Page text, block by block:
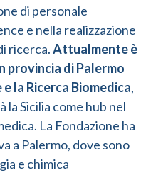
di personale
e nella realizzazione
ricerca.Attualmente è
provincia di Palermo
la Ricerca Biomedica,
Sicilia come hub nel
La Fondazione ha
a Palermo, dove sono
e chimica